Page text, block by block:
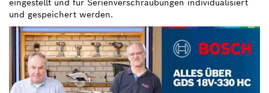
eingestellt und für Serienverschraubungen individualisiert
und gespeichert werden.